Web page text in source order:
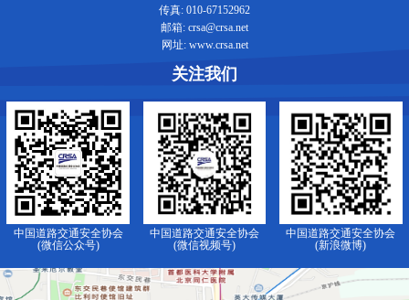
传真: 010-67152962
邮箱: crsa@crsa.net
网址: www.crsa.net
关注我们
中国道路交通安全协会
(微信公众号)
中国道路交通安全协会
(微信视频号)
中国道路交通安全协会
(新浪微博)